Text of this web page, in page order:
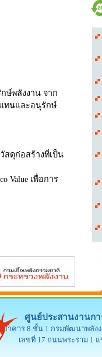
ษ์พลังงาน จาก
ทนและอนุรักษ์
สดุก่อสร้างที่เป็น
Value เพื่อการ
ศูนย์ประสานงานก
อาคาร 8 ชั้น 1 กรมพัฒนาพลัง
เลขที่ 17 ถนนพระราม 1